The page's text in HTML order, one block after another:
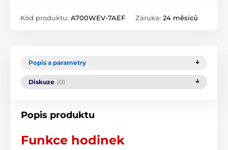
Kód produktu: A700WEV-7AEF Záruka: 24 měsíců
Popis a parametry
Diskuze (0)
Popis produktu
Funkce hodinek